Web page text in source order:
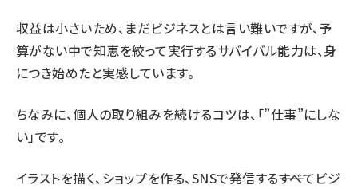
収益は小さいため、まだビジネスとは言い難いですが、予
算がない中で知恵を絞って実行するサバイバル能力は、身
につき始めたと実感しています。
ちなみに、個人の取り組みを続けるコツは、「”仕事”にしな
い」です。
イラストを描く、ショップを作る、SNSで発信する――すべてビジ